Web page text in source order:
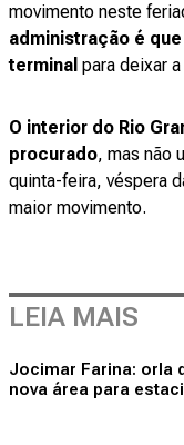
movimento neste
administração é
terminal para deixar
O interior do Rio
procurado, mas não
quinta-feira, véspera
maior movimento.
LEIA MAIS
Jocimar Farina: orla
nova área para